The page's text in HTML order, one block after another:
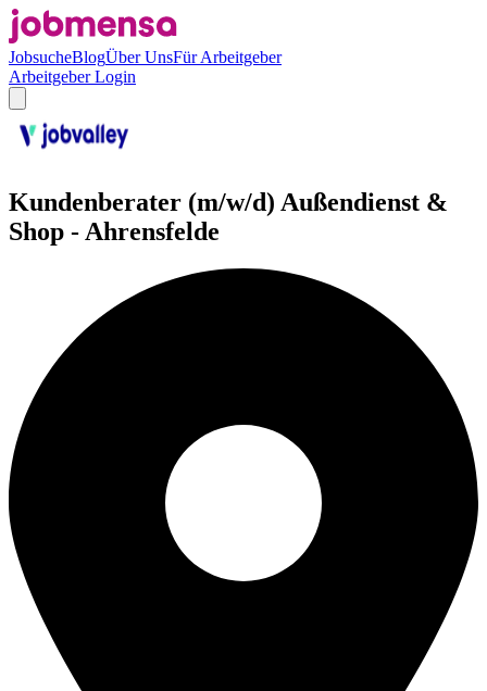
JobsucheBlogÜber UnsFür Arbeitgeber
Arbeitgeber Login
Kundenberater (m/w/d) Außendienst &
Shop - Ahrensfelde